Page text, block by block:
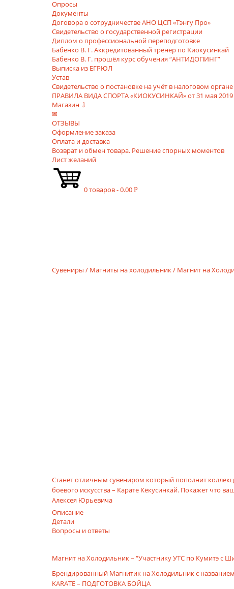
Опросы
Документы
Договора о сотрудничестве АНО ЦСП «Тэнгу Про»
Свидетельство о государственной регистрации
Диплом о профессиональной переподготовке
Бабенко В. Г. Аккредитованный тренер по Киокусинкай
Бабенко В. Г. прошёл курс обучения “АНТИДОПИНГ”
Выписка из ЕГРЮЛ
Устав
Свидетельство о постановке на учёт в налоговом органе
ПРАВИЛА ВИДА СПОРТА «КИОКУСИНКАЙ» от 31 мая 2019
Магазин ⇩
✉
ОТЗЫВЫ
Оформление заказа
Оплата и доставка
Возврат и обмен товара. Решение спорных моментов
Лист желаний
0 товаров -0.00 Р
Сувениры / Магниты на холодильник/ Магнит на
Станет отличным сувениром который пополнит
боевого искусства – Карате Кёкусинкай. Покажет что
Алексея Юрьевича
Описание
Детали
Вопросы и ответы
Магнит на Холодильник – “Участнику УТС по Кумитэ с
Брендированный Магнитик на Холодильник с
KARATE – ПОДГОТОВКА БОЙЦА